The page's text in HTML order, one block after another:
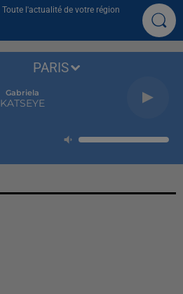
Toute l'actualité de votre région
Gabriela
KATSEYE
PARIS